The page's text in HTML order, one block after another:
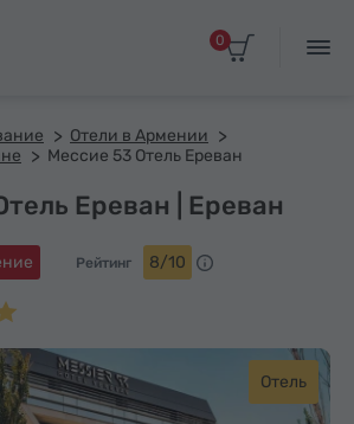
0
Отели в Армении
Мессие 53 Отель Ереван
Ереван | Ереван
Рейтинг 8/10
Отель